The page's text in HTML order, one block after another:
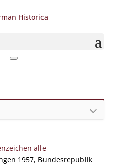
alle
1957, Bundesrepublik